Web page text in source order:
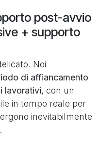
post-avvio
+ supporto
Noi
di affiancamento
lavorativi, con un
in tempo reale per
inevitabilmente